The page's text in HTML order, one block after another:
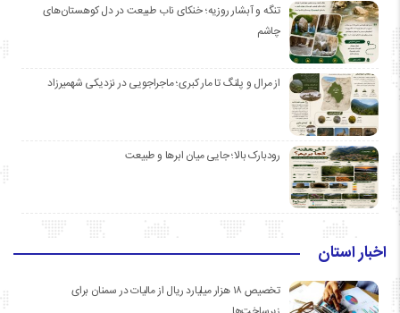
تنگه و آبشار روزیه؛ خنکای ناب طبیعت در دل کوهستان‌های
چاشم
از مرال و پلنگ تا مار کبری؛ ماجراجویی در نزدیکی شهمیرزاد
رودبارک بالا؛ جایی میان ابرها و طبیعت
اخبار استان
تخصیص ۱۸ هزار میلیارد ریال از مالیات در سمنان برای